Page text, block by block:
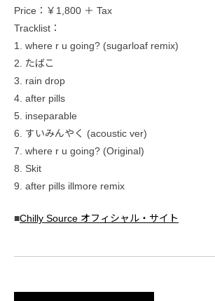
Price：￥1,800 ＋ Tax
Tracklist：
1. where r u going? (sugarloaf remix)
2. たばこ
3. rain drop
4. after pills
5. inseparable
6. すいみんやく (acoustic ver)
7. where r u going? (Original)
8. Skit
9. after pills illmore remix
■Chilly Source オフィシャル・サイト